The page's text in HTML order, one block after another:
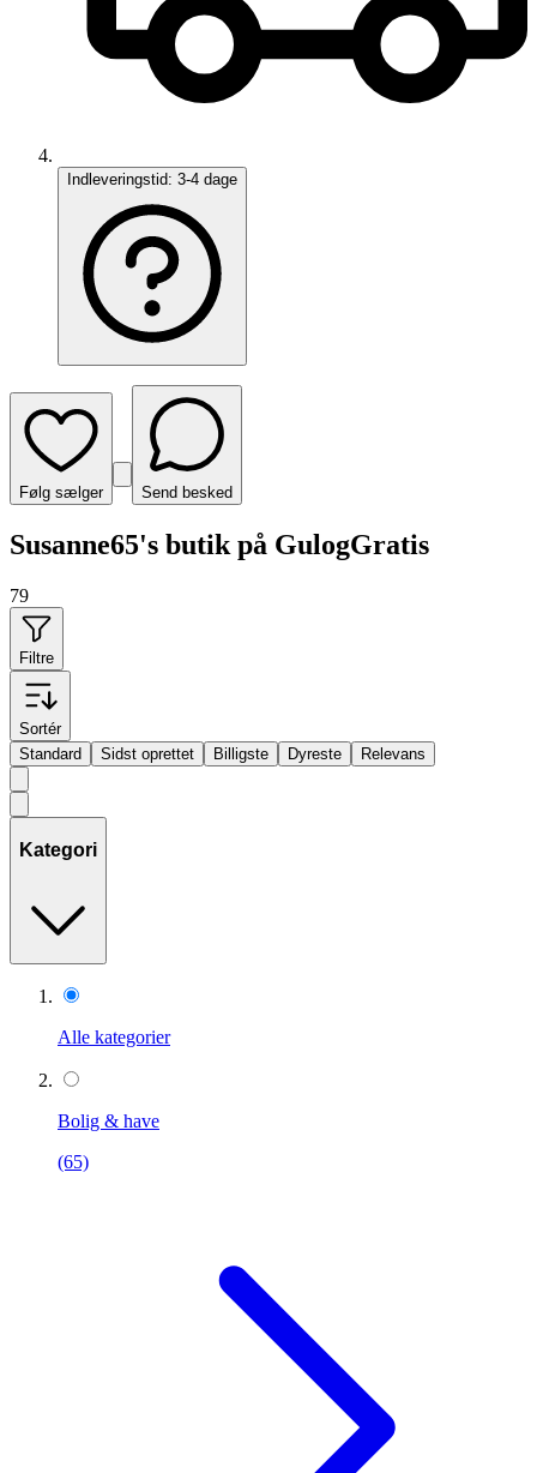
Indleveringstid: 3-4 dage
Følg sælger Send besked
Susanne65's butik på GulogGratis
79
Filtre
Sortér
Standard
Sidst oprettet Billigste Dyreste Relevans
Kategori
Alle kategorier
Bolig & have
(65)